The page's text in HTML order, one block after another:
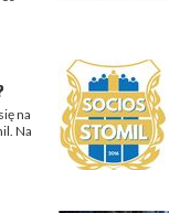
na
Na